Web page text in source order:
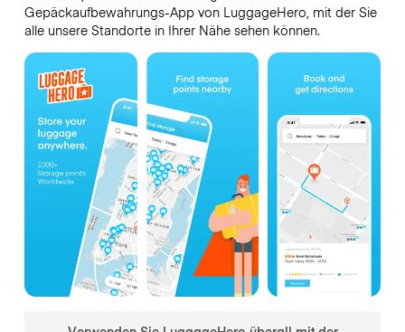
Gepäckaufbewahrungs-App von LuggageHero, mit der Sie
alle unsere Standorte in Ihrer Nähe sehen können.